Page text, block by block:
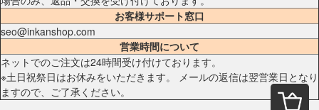
お客様サポート窓口
seo@inkanshop.com
営業時間について
ネットでのご注文は24時間受け付けております。
※土日祝祭日はお休みをいただきます。 メールの返信は翌営業日となり
ますので、ご了承ください。